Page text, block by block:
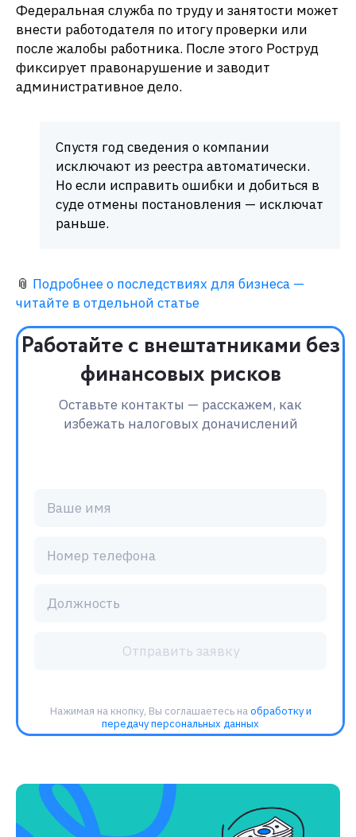
Федеральная служба по труду и занятости может
внести работодателя по итогу проверки или
после жалобы работника. После этого Роструд
фиксирует правонарушение и заводит
административное дело.
Спустя год сведения о компании
исключают из реестра автоматически.
Но если исправить ошибки и добиться в
суде отмены постановления — исключат
раньше.
📎 Подробнее о последствиях для бизнеса —
читайте в отдельной статье